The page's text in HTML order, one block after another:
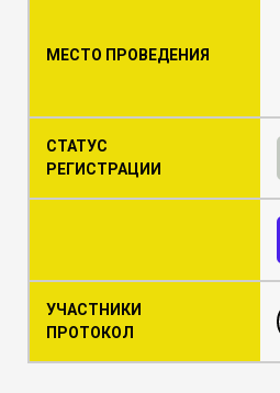
МЕСТО ПРОВЕДЕНИЯ
СТАТУС
РЕГИСТРАЦИИ
УЧАСТНИКИ
ПРОТОКОЛ